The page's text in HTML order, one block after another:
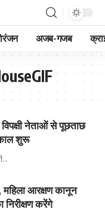
अजब-गजब
नेताओं से पूछताछ
शुरू
…
महिला आरक्षण कानून
निरीक्षण करेंगे